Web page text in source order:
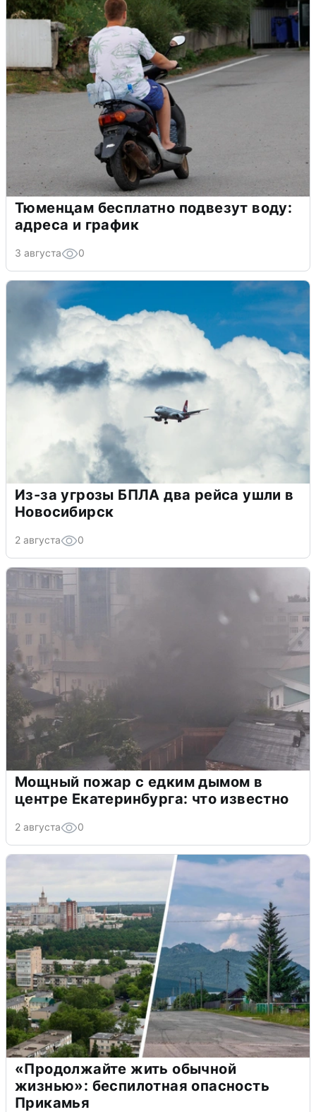
Тюменцам бесплатно подвезут воду:
адреса и график
3 августа 0
Из-за угрозы БПЛА два рейса ушли в
Новосибирск
2 августа 0
Мощный пожар с едким дымом в
центре Екатеринбурга: что известно
2 августа 0
«Продолжайте жить обычной
жизнью»: беспилотная опасность
Прикамья